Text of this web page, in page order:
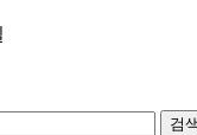
검색